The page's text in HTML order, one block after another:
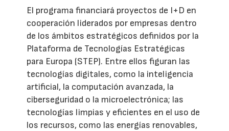
El programa financiará proyectos de I+D en
cooperación liderados por empresas dentro
de los ámbitos estratégicos definidos por la
Plataforma de Tecnologías Estratégicas
para Europa (STEP). Entre ellos figuran las
tecnologías digitales, como la inteligencia
artificial, la computación avanzada, la
ciberseguridad o la microelectrónica; las
tecnologías limpias y eficientes en el uso de
los recursos, como las energías renovables,